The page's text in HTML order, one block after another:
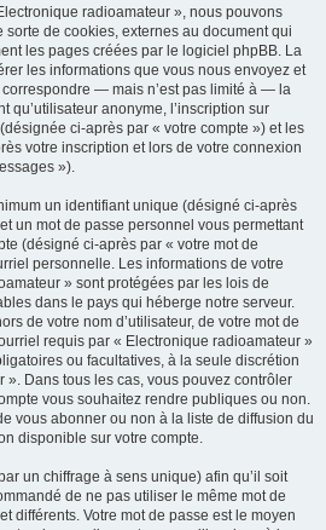
radioamateur », nous pouvons
de cookies, externes au document qui
les pages créées par le logiciel phpBB. La
les informations que vous nous envoyez et
— mais n’est pas limité à — la
qu’utilisateur anonyme, l’inscription sur
ci-après par « votre compte ») et les
votre inscription et lors de votre connexion
»).
un identifiant unique (désigné ci-après
un mot de passe personnel vous permettant
(désigné ci-après par « votre mot de
personnelle. Les informations de votre
» sont protégées par les lois de
dans le pays qui héberge notre serveur.
de votre nom d’utilisateur, de votre mot de
requis par « Electronique radioamateur »
ou facultatives, à la seule discrétion
Dans tous les cas, vous pouvez contrôler
vous souhaitez rendre publiques ou non.
vous abonner ou non à la liste de diffusion du
disponible sur votre compte.
un chiffrage à sens unique) afin qu’il soit
de ne pas utiliser le même mot de
différents. Votre mot de passe est le moyen